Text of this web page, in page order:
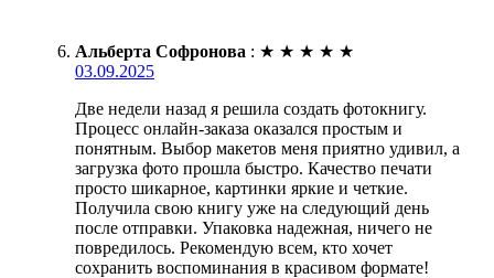
Альберта Софронова : ★ ★ ★ ★ ★
03.09.2025
Две недели назад я решила создать фотокнигу.
Процесс онлайн-заказа оказался простым и
понятным. Выбор макетов меня приятно удивил, а
загрузка фото прошла быстро. Качество печати
просто шикарное, картинки яркие и четкие.
Получила свою книгу уже на следующий день
после отправки. Упаковка надежная, ничего не
повредилось. Рекомендую всем, кто хочет
сохранить воспоминания в красивом формате!